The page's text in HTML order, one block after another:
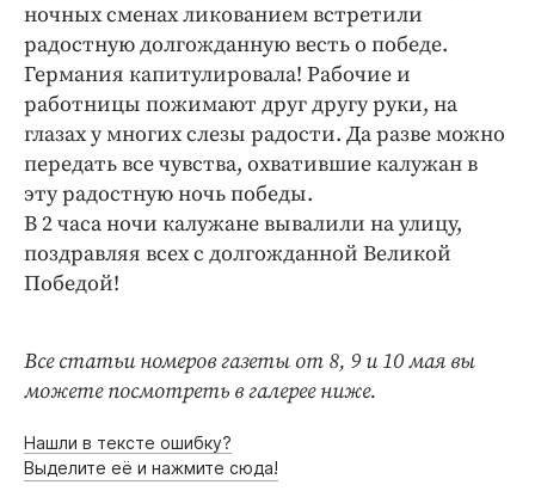
ночных сменах ликованием встретили
радостную долгожданную весть о победе.
Германия капитулировала! Рабочие и
работницы пожимают друг другу руки, на
глазах у многих слезы радости. Да разве можно
передать все чувства, охватившие калужан в
эту радостную ночь победы.
В 2 часа ночи калужане вывалили на улицу,
поздравляя всех с долгожданной Великой
Победой!
Все статьи номеров газеты от 8, 9 и 10 мая вы
можете посмотреть в галерее ниже.
Нашли в тексте ошибку?
Выделите её и нажмите сюда!